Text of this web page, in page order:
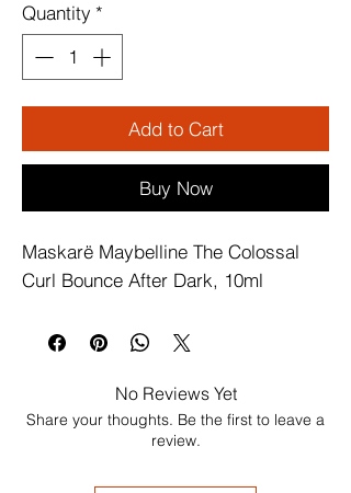
Quantity *
Add to Cart
Buy Now
Maskarë Maybelline The Colossal
Curl Bounce After Dark, 10ml
No Reviews Yet
Share your thoughts. Be the first to leave a
review.